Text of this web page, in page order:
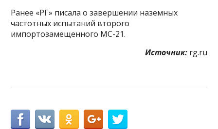
Ранее «РГ» писала о завершении наземных
частотных испытаний второго
импортозамещенного МС-21.
Источник: rg.ru